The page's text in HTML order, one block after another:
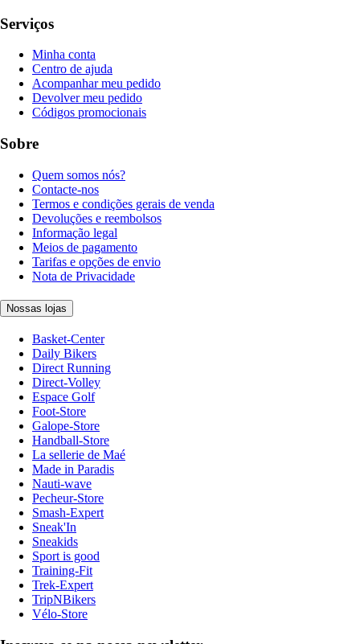
Serviços
Minha conta
Centro de ajuda
Acompanhar meu pedido
Devolver meu pedido
Códigos promocionais
Sobre
Quem somos nós?
Contacte-nos
Termos e condições gerais de venda
Devoluções e reembolsos
Informação legal
Meios de pagamento
Tarifas e opções de envio
Nota de Privacidade
Nossas lojas
Basket-Center
Daily Bikers
Direct Running
Direct-Volley
Espace Golf
Foot-Store
Galope-Store
Handball-Store
La sellerie de Maé
Made in Paradis
Nauti-wave
Pecheur-Store
Smash-Expert
Sneak'In
Sneakids
Sport is good
Training-Fit
Trek-Expert
TripNBikers
Vélo-Store